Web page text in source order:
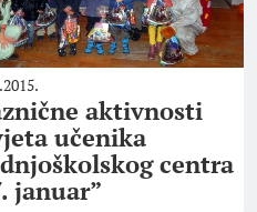
aktivnosti
učenika
centra
januar”